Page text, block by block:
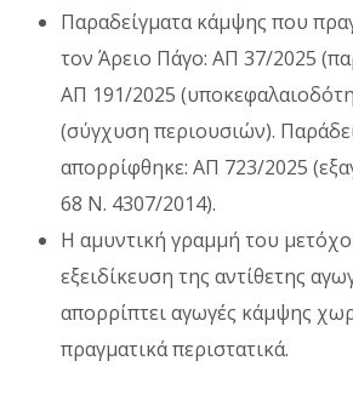
Παραδείγματα κάμψης που
τον Άρειο Πάγο: ΑΠ 37/2025
ΑΠ 191/2025
(σύγχυση περιουσιών).
απορρίφθηκε: ΑΠ 723/2025
68 Ν. 4307/2014).
Η αμυντική γραμμή του
εξειδίκευση της αντίθετης
απορρίπτει αγωγές κάμψης
πραγματικά περιστατικά.